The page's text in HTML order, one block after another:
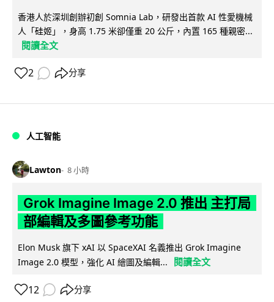
香港人於深圳創辦初創 Somnia Lab，研發出首款 AI 性愛機械
人「硅姬」，身高 1.75 米卻僅重 20 公斤，內置 165 種親密...
閱讀全文
2 分享
人工智能
Lawton 8 小時
Grok Imagine Image 2.0 推出 主打局
部編輯及多圖參考功能
Elon Musk 旗下 xAI 以 SpaceXAI 名義推出 Grok Imagine
Image 2.0 模型，強化 AI 繪圖及編輯...
閱讀全文
12 分享